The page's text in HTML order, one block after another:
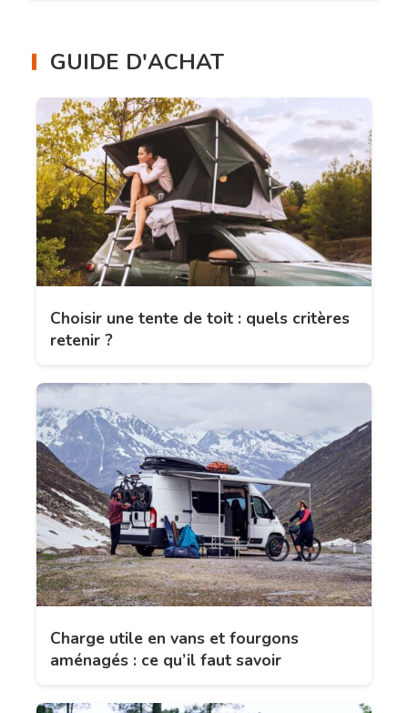
GUIDE D'ACHAT
Choisir une tente de toit : quels critères
retenir ?
Charge utile en vans et fourgons
aménagés : ce qu’il faut savoir